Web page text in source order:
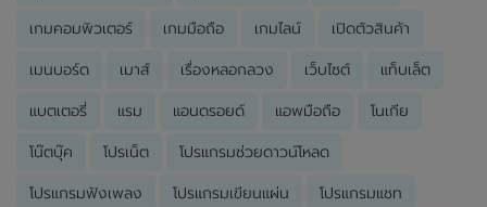
เกมคอมพิวเตอร์ เกมมือถือ เกมไลน์ เปิดตัวสินค้า
เมนบอร์ด เมาส์ เรื่องหลอกลวง เว็บไซต์ แท็บเล็ต
แบตเตอรี่ แรม แอนดรอยด์ แอพมือถือ โนเกีย
โน๊ตบุ๊ค โปรเน็ต โปรแกรมช่วยดาวน์โหลด
โปรแกรมฟังเพลง โปรแกรมเขียนแผ่น โปรแกรมแชท